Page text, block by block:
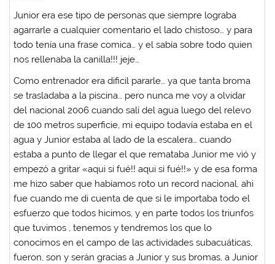
Junior era ese tipo de personas que siempre lograba
agarrarle a cualquier comentario el lado chistoso… y para
todo tenía una frase comica… y el sabía sobre todo quien
nos rellenaba la canilla!!! jeje…
Como entrenador era dificil pararle… ya que tanta broma
se trasladaba a la piscina… pero nunca me voy a olvidar
del nacional 2006 cuando salí del agua luego del relevo
de 100 metros superficie, mi equipo todavía estaba en el
agua y Junior estaba al lado de la escalera… cuando
estaba a punto de llegar el que remataba Junior me vió y
empezó a gritar «aqui si fué!! aqui si fué!!» y de esa forma
me hizo saber que habíamos roto un record nacional, ahi
fue cuando me di cuenta de que si le importaba todo el
esfuerzo que todos hicimos, y en parte todos los triunfos
que tuvimos , tenemos y tendremos los que lo
conocimos en el campo de las actividades subacuáticas,
fueron, son y serán gracias a Junior y sus bromas, a Junior